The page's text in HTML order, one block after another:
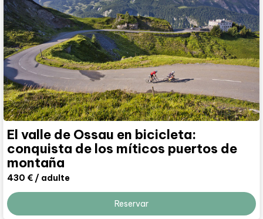
El valle de Ossau en bicicleta:
conquista de los míticos puertos de
montaña
430 € / adulte
Reservar